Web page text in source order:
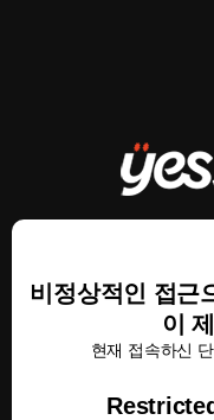
비정상적인 접근
이
현재 접속하신